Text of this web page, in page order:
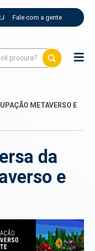
Fale com a gente
METAVERSO E
da
e